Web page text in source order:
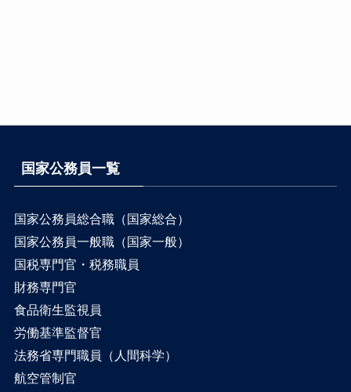
国家公務員一覧
国家公務員総合職（国家総合）
国家公務員一般職（国家一般）
国税専門官・税務職員
財務専門官
食品衛生監視員
労働基準監督官
法務省専門職員（人間科学）
航空管制官